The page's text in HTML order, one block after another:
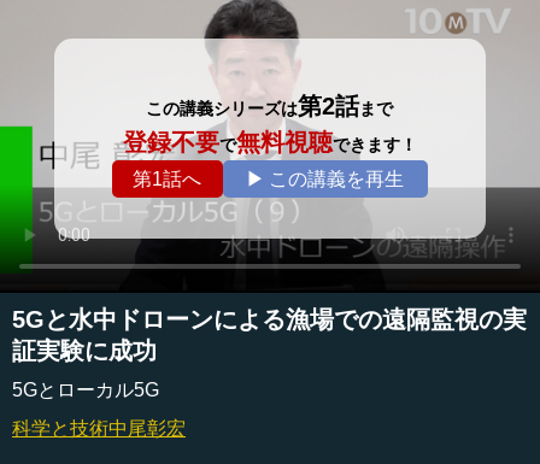
この講義シリーズは第2話まで
登録不要で無料視聴できます！
第1話へ ▶ この講義を再生
5Gと水中ドローンによる漁場での遠隔監視の実
証実験に成功
5Gとローカル5G
科学と技術中尾彰宏